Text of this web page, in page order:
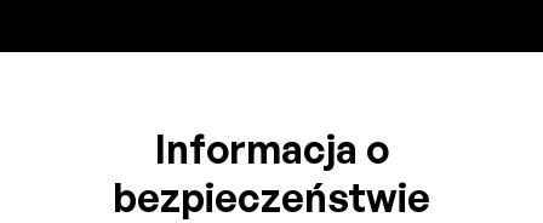
Informacja o
bezpieczeństwie